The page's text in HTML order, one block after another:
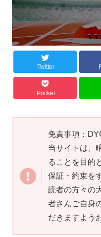
Twitter
Pocket
免責事項：
当サイトは、
ることを目的
保証・約束を
読者の方々の
者さんご自身
だきますよう